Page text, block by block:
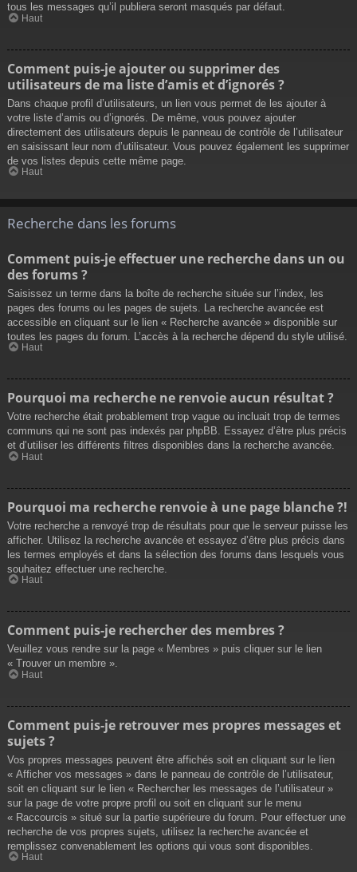
tous les messages qu’il publiera seront masqués par défaut.
Haut
Comment puis-je ajouter ou supprimer des
utilisateurs de ma liste d’amis et d’ignorés ?
Dans chaque profil d’utilisateurs, un lien vous permet de les ajouter à
votre liste d’amis ou d’ignorés. De même, vous pouvez ajouter
directement des utilisateurs depuis le panneau de contrôle de l’utilisateur
en saisissant leur nom d’utilisateur. Vous pouvez également les supprimer
de vos listes depuis cette même page.
Haut
Recherche dans les forums
Comment puis-je effectuer une recherche dans un ou
des forums ?
Saisissez un terme dans la boîte de recherche située sur l’index, les
pages des forums ou les pages de sujets. La recherche avancée est
accessible en cliquant sur le lien « Recherche avancée » disponible sur
toutes les pages du forum. L’accès à la recherche dépend du style utilisé.
Haut
Pourquoi ma recherche ne renvoie aucun résultat ?
Votre recherche était probablement trop vague ou incluait trop de termes
communs qui ne sont pas indexés par phpBB. Essayez d’être plus précis
et d’utiliser les différents filtres disponibles dans la recherche avancée.
Haut
Pourquoi ma recherche renvoie à une page blanche ?!
Votre recherche a renvoyé trop de résultats pour que le serveur puisse les
afficher. Utilisez la recherche avancée et essayez d’être plus précis dans
les termes employés et dans la sélection des forums dans lesquels vous
souhaitez effectuer une recherche.
Haut
Comment puis-je rechercher des membres ?
Veuillez vous rendre sur la page « Membres » puis cliquer sur le lien
« Trouver un membre ».
Haut
Comment puis-je retrouver mes propres messages et
sujets ?
Vos propres messages peuvent être affichés soit en cliquant sur le lien
« Afficher vos messages » dans le panneau de contrôle de l’utilisateur,
soit en cliquant sur le lien « Rechercher les messages de l’utilisateur »
sur la page de votre propre profil ou soit en cliquant sur le menu
« Raccourcis » situé sur la partie supérieure du forum. Pour effectuer une
recherche de vos propres sujets, utilisez la recherche avancée et
remplissez convenablement les options qui vous sont disponibles.
Haut